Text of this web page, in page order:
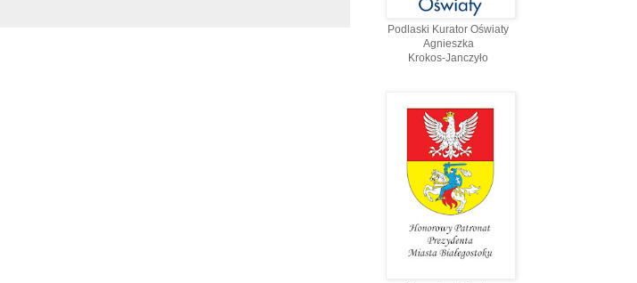
Podlaski Kurator Oświaty
Agnieszka
Krokos-Janczyło